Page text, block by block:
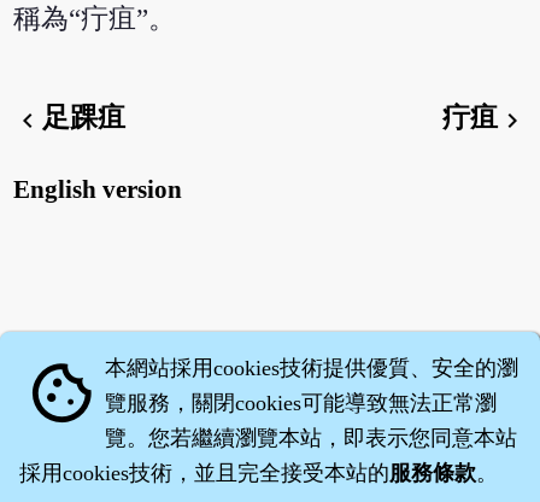
稱為“疔疽”。
chevron_left足踝疽 疔疽chevron_right
English version
cookie 本網站採用cookies技術提供優質、安全的瀏
覽服務，關閉cookies可能導致無法正常瀏
覽。您若繼續瀏覽本站，即表示您同意本站
採用cookies技術，並且完全接受本站的服務條款。